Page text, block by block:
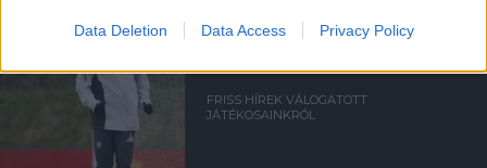
Data Deletion Data Access Privacy Policy
FRISS HÍREK VÁLOGATOTT
JÁTÉKOSAINKRÓL